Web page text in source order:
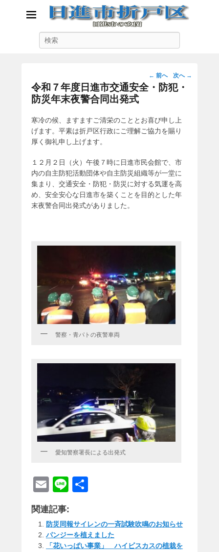
日進市折戸区
投
稿
ゲ
ー
ン
← 前へ 次へ →
令和７年度日進市交通安全・防犯・
防災年末夜警合同出発式
寒冷の候、ますますご清栄のこととお喜び申し上
げます。平素は折戸区行政にご理解ご協力を賜り
厚く御礼申し上げます。
１２月２日（火）午後７時に日進市民会館で、市
内の自主防犯活動団体や自主防災組織等が一堂に
集まり、交通安全・防犯・防災に対する気運を高
め、安全安心な日進市を築くことを目的とした年
末夜警合同出発式がありました。
警察・青パトの夜警車両
愛知警察署長による出発式
E
m
ail
Li
e
関連記事:
防災同報サイレンの一斉試験吹鳴のお知らせ
パンジーを植えました
「花いっぱい事業」 ハイビスカスの植栽を